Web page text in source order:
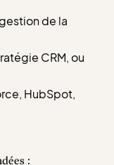
de la
CRM, ou
HubSpot,
: